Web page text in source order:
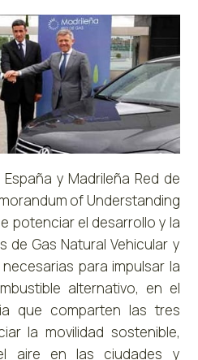
España y Madrileña Red de
of Understanding
potenciar el desarrollo y la
de Gas Natural Vehicular y
para impulsar la
alternativo, en el
que comparten las tres
la movilidad sostenible,
aire en las ciudades y